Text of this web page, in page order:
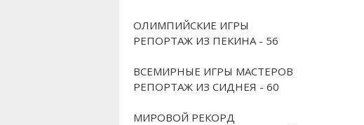
ОЛИМПИЙСКИЕ ИГРЫ
РЕПОРТАЖ ИЗ ПЕКИНА - 56
ВСЕМИРНЫЕ ИГРЫ МАСТЕРОВ
РЕПОРТАЖ ИЗ СИДНЕЯ - 60
МИРОВОЙ РЕКОРД